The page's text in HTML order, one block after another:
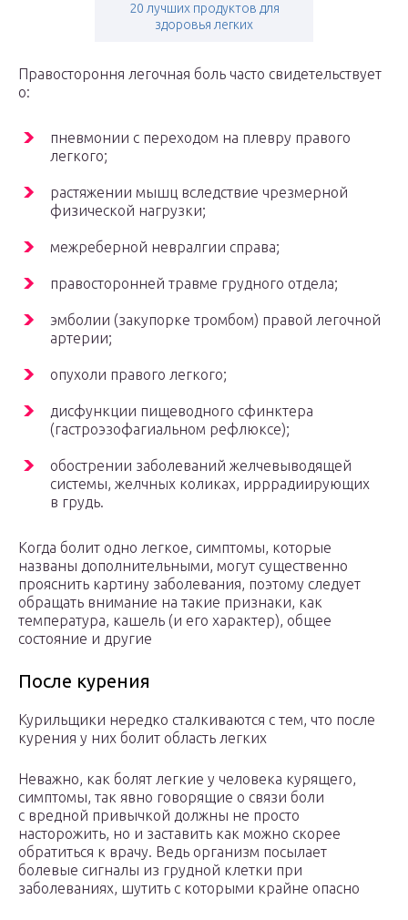
20 лучших продуктов для
здоровья легких
Правостороння легочная боль часто свидетельствует
о:
пневмонии с переходом на плевру правого
легкого;
растяжении мышц вследствие чрезмерной
физической нагрузки;
межреберной невралгии справа;
правосторонней травме грудного отдела;
эмболии (закупорке тромбом) правой легочной
артерии;
опухоли правого легкого;
дисфункции пищеводного сфинктера
(гастроэзофагиальном рефлюксе);
обострении заболеваний желчевыводящей
системы, желчных коликах, ирррадиирующих
в грудь.
Когда болит одно легкое, симптомы, которые
названы дополнительными, могут существенно
прояснить картину заболевания, поэтому следует
обращать внимание на такие признаки, как
температура, кашель (и его характер), общее
состояние и другие
После курения
Курильщики нередко сталкиваются с тем, что после
курения у них болит область легких
Неважно, как болят легкие у человека курящего,
симптомы, так явно говорящие о связи боли
с вредной привычкой должны не просто
насторожить, но и заставить как можно скорее
обратиться к врачу. Ведь организм посылает
болевые сигналы из грудной клетки при
заболеваниях, шутить с которыми крайне опасно